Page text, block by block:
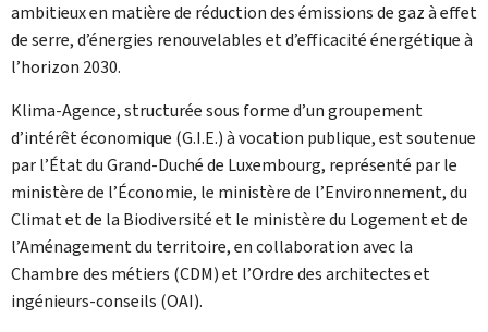
ambitieux en matière de réduction des émissions de gaz à effet
de serre, d’énergies renouvelables et d’efficacité énergétique à
l’horizon 2030.
Klima-Agence, structurée sous forme d’un groupement
d’intérêt économique (G.I.E.) à vocation publique, est soutenue
par l’État du Grand-Duché de Luxembourg, représenté par le
ministère de l’Économie, le ministère de l’Environnement, du
Climat et de la Biodiversité et le ministère du Logement et de
l’Aménagement du territoire, en collaboration avec la
Chambre des métiers (CDM) et l’Ordre des architectes et
ingénieurs-conseils (OAI).